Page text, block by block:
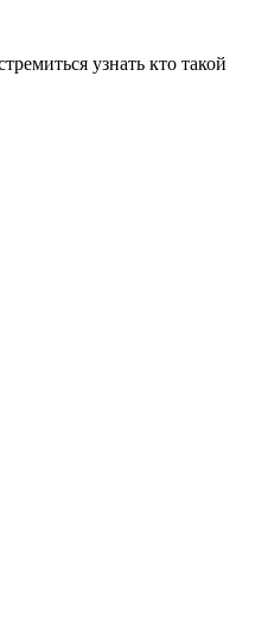
узнать кто такой